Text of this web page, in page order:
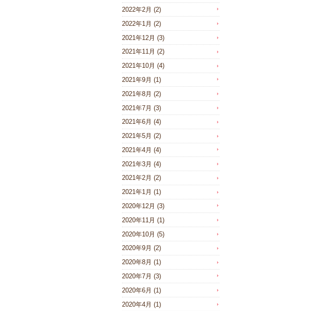
2022年2月 (2)
2022年1月 (2)
2021年12月 (3)
2021年11月 (2)
2021年10月 (4)
2021年9月 (1)
2021年8月 (2)
2021年7月 (3)
2021年6月 (4)
2021年5月 (2)
2021年4月 (4)
2021年3月 (4)
2021年2月 (2)
2021年1月 (1)
2020年12月 (3)
2020年11月 (1)
2020年10月 (5)
2020年9月 (2)
2020年8月 (1)
2020年7月 (3)
2020年6月 (1)
2020年4月 (1)